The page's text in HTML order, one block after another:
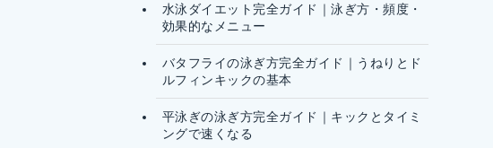
水泳ダイエット完全ガイド｜泳ぎ方・頻度・
効果的なメニュー
バタフライの泳ぎ方完全ガイド｜うねりとド
ルフィンキックの基本
平泳ぎの泳ぎ方完全ガイド｜キックとタイミ
ングで速くなる